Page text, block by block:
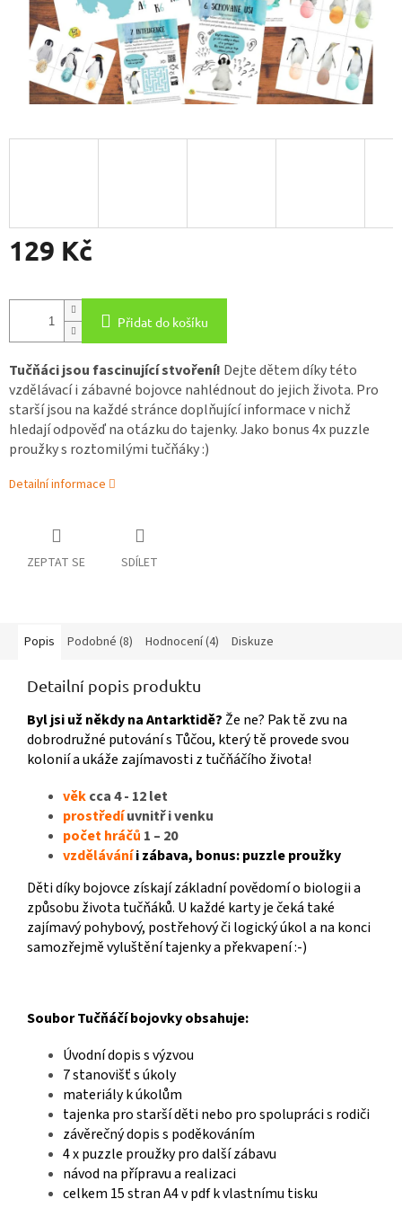
129 Kč
cena:
Přidat do košíku
Tučňáci jsou fascinující stvoření! Dejte dětem díky této
vzdělávací i zábavné bojovce nahlédnout do jejich života. Pro
starší jsou na každé stránce doplňující informace v nichž
hledají odpověď na otázku do tajenky. Jako bonus 4x puzzle
proužky s roztomilými tučňáky :)
Detailní informace
ZEPTAT SE SDÍLET
Popis Podobné (8) Hodnocení (4) Diskuze
Detailní popis produktu
Byl jsi už někdy na Antarktidě? Že ne? Pak tě zvu na
dobrodružné putování s Tůčou, který tě provede svou
kolonií a ukáže zajímavosti z tučňáčího života!
věkcca 4 - 12 let
prostředíuvnitř i venku
počet hráčů 1 – 20
vzděláváníi zábava, bonus: puzzle proužky
Děti díky bojovce získají základní povědomí o biologii a
způsobu života tučňáků. U každé karty je čeká také
zajímavý pohybový, postřehový či logický úkol a na konci
samozřejmě vyluštění tajenky a překvapení :-)
Soubor Tučňáčí bojovky obsahuje:
Úvodní dopis s výzvou
7 stanovišť s úkoly
materiály k úkolům
tajenka pro starší děti nebo pro spolupráci s rodiči
závěrečný dopis s poděkováním
4 x puzzle proužky pro další zábavu
návod na přípravu a realizaci
celkem 15 stran A4 v pdf k vlastnímu tisku